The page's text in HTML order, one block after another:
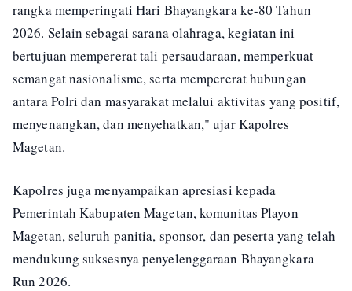
rangka memperingati Hari Bhayangkara ke-80 Tahun
2026. Selain sebagai sarana olahraga, kegiatan ini
bertujuan mempererat tali persaudaraan, memperkuat
semangat nasionalisme, serta mempererat hubungan
antara Polri dan masyarakat melalui aktivitas yang positif,
menyenangkan, dan menyehatkan," ujar Kapolres
Magetan.
Kapolres juga menyampaikan apresiasi kepada
Pemerintah Kabupaten Magetan, komunitas Playon
Magetan, seluruh panitia, sponsor, dan peserta yang telah
mendukung suksesnya penyelenggaraan Bhayangkara
Run 2026.